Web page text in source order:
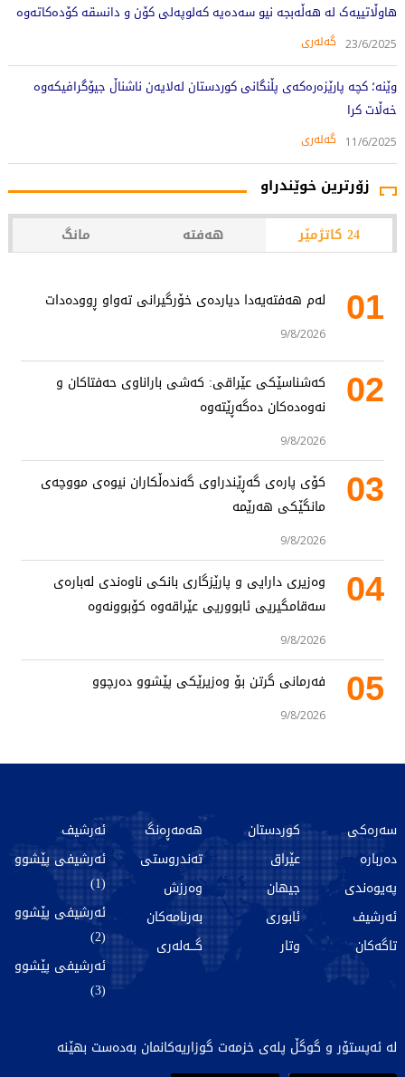
هاوڵاتییەک لە هەڵەبجە نیو سەدەیە کەلوپەلی کۆن و دانسقە کۆدەکاتەوە
23/6/2025 گەلەری
وێنە؛ کچە پارێزەرەکەى پڵنگانى کوردستان لەلایەن ناشناڵ جیۆگرافیکەوە
خەڵات کرا
11/6/2025 گەلەری
زۆرترین خوێندراو
24 کاتژمێر هەفتە مانگ
01 لەم هەفتەیەدا دیاردەی خۆرگیرانی تەواو ڕوودەدات
9/8/2026
02
کەشناسێکی عێراقی: کەشی باراناوی حەفتاکان و
نەوەدەکان دەگەڕێتەوە
9/8/2026
03
کۆی پارەی گەڕێندراوی گەندەڵکاران نیوەی مووچەی
مانگێکی هەرێمە
9/8/2026
04
وەزیری دارایی و پارێزگاری بانکی ناوەندی لەبارەی
سەقامگیریی ئابووریی عێراقەوە کۆبوونەوە
9/8/2026
05 فەرمانی گرتن بۆ وەزیرێکی پێشوو دەرچوو
9/8/2026
سەرەکی
دەربارە
پەیوەندی
ئەرشیف
تاگەکان
کوردستان
عێراق
جیهان
ئابوری
وتار
هەمەڕەنگ
تەندروستی
وەرزش
بەرنامەکان
گـــەلەری
ئەرشیف
ئەرشیفی پێشوو
(1)
ئەرشیفی پێشوو
(2)
ئەرشیفی پێشوو
(3)
لە ئەپستۆر و گوگڵ پلەی خزمەت گوزاریەکانمان بەدەست بهێنە